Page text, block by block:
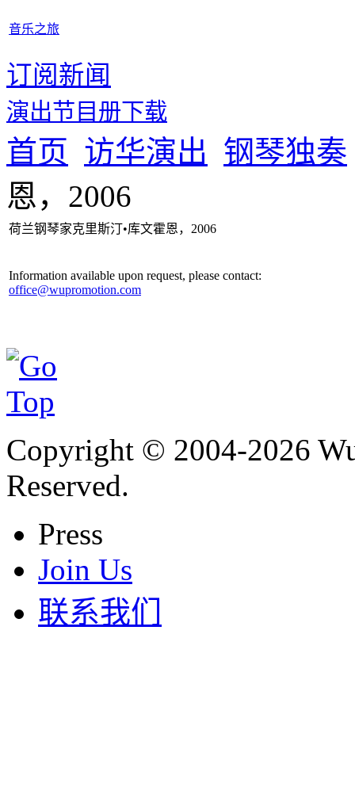
音乐之旅
订阅新闻
演出节目册下载
首页 访华演出 钢琴独奏
恩，2006
荷兰钢琴家克里斯汀•库文霍恩，2006
Information available upon request, please contact:
office@wupromotion.com
Copyright © 2004-2026
Reserved.
Press
Join Us
联系我们